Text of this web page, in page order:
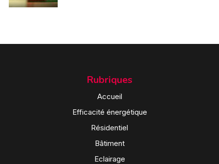
Rubriques
Accueil
Efficacité énergétique
Résidentiel
Bâtiment
Eclairage